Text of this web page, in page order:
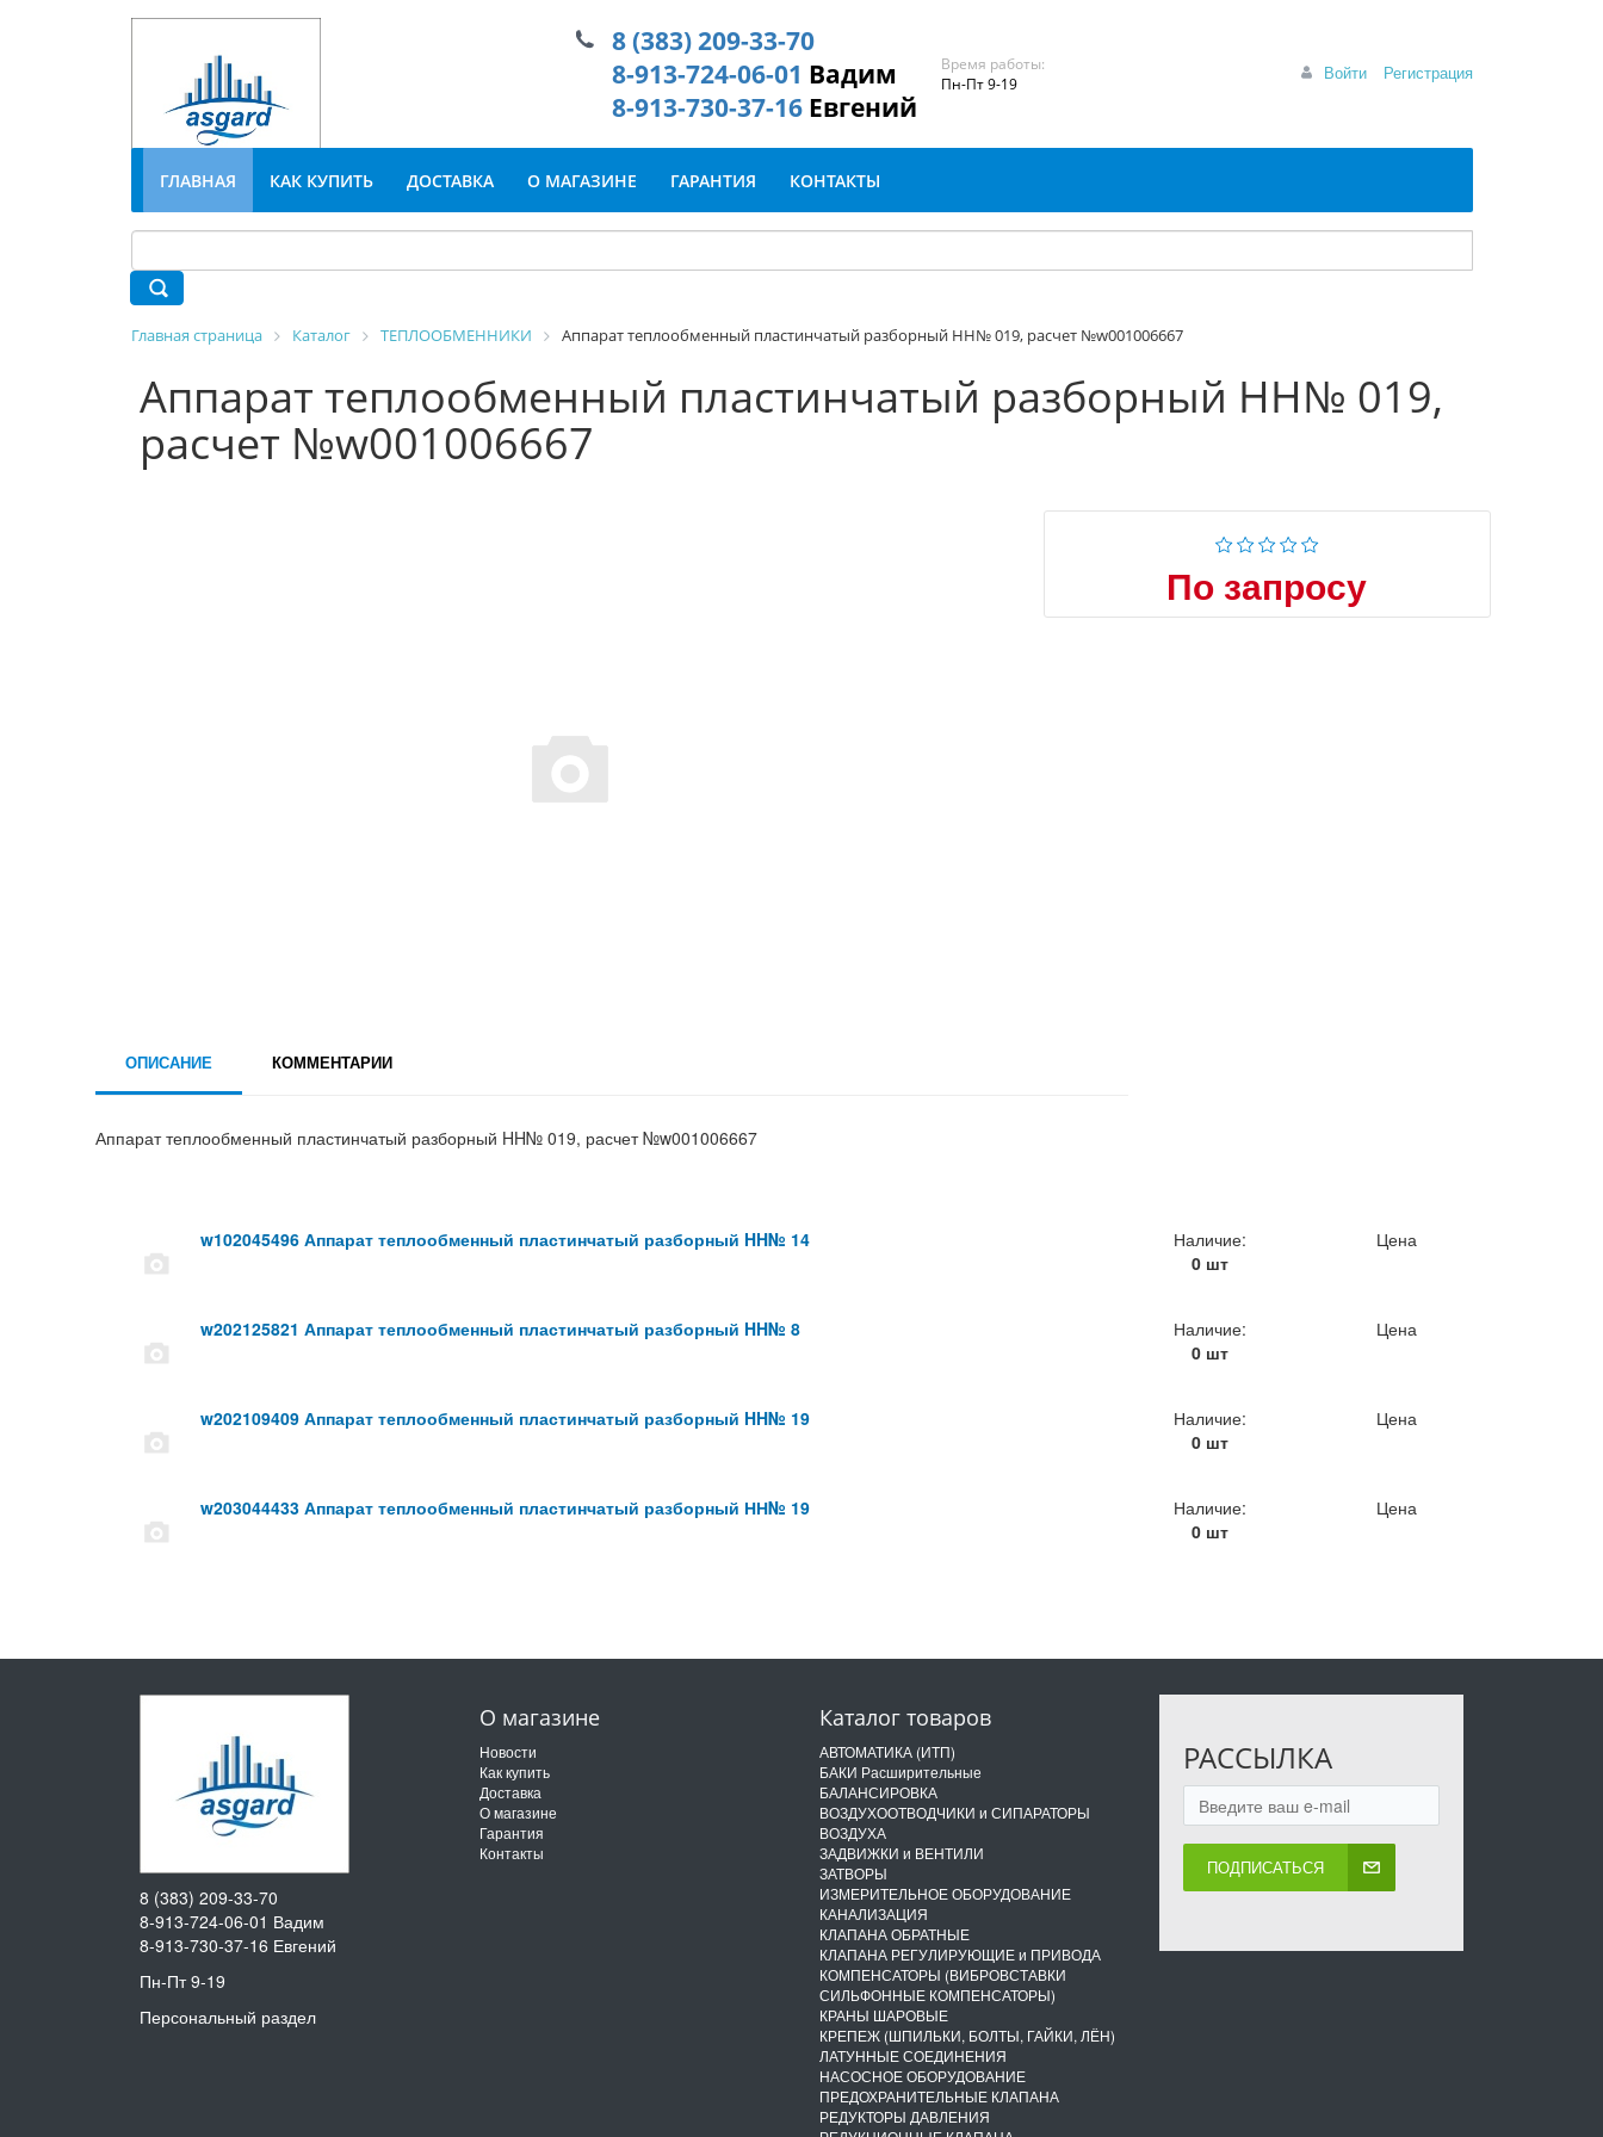
Войти Регистрация
8 (383) 209-33-70
8-913-724-06-01 Вадим
8-913-730-37-16 Евгений
Время работы:
Пн-Пт 9-19
ГЛАВНАЯ КАК КУПИТЬ ДОСТАВКА О МАГАЗИНЕ ГАРАНТИЯ КОНТАКТЫ
Главная страница Каталог ТЕПЛООБМЕННИКИ Аппарат теплообменный пластинчатый разборный HH№ 019, расчет №w001006667
Аппарат теплообменный пластинчатый разборный HH№ 019,
расчет №w001006667
По запросу
ОПИСАНИЕ КОММЕНТАРИИ
Аппарат теплообменный пластинчатый разборный HH№ 019, расчет №w001006667
w102045496 Аппарат теплообменный пластинчатый разборный HH№ 14
Наличие:
0 шт
Цена
w202125821 Аппарат теплообменный пластинчатый разборный HH№ 8
Наличие:
0 шт
Цена
w202109409 Аппарат теплообменный пластинчатый разборный HH№ 19
Наличие:
0 шт
Цена
w203044433 Аппарат теплообменный пластинчатый разборный НН№ 19
Наличие:
0 шт
Цена
О магазине
Новости
Как купить
Доставка
О магазине
Гарантия
Контакты
Каталог товаров
АВТОМАТИКА (ИТП)
БАКИ Расширительные
БАЛАНСИРОВКА
ВОЗДУХООТВОДЧИКИ и СИПАРАТОРЫ
ВОЗДУХА
ЗАДВИЖКИ и ВЕНТИЛИ
ЗАТВОРЫ
ИЗМЕРИТЕЛЬНОЕ ОБОРУДОВАНИЕ
КАНАЛИЗАЦИЯ
КЛАПАНА ОБРАТНЫЕ
КЛАПАНА РЕГУЛИРУЮЩИЕ и ПРИВОДА
КОМПЕНСАТОРЫ (ВИБРОВСТАВКИ
СИЛЬФОННЫЕ КОМПЕНСАТОРЫ)
КРАНЫ ШАРОВЫЕ
КРЕПЕЖ (ШПИЛЬКИ, БОЛТЫ, ГАЙКИ, ЛЁН)
ЛАТУННЫЕ СОЕДИНЕНИЯ
НАСОСНОЕ ОБОРУДОВАНИЕ
ПРЕДОХРАНИТЕЛЬНЫЕ КЛАПАНА
РЕДУКТОРЫ ДАВЛЕНИЯ
РАССЫЛКА
ПОДПИСАТЬСЯ
8 (383) 209-33-70
8-913-724-06-01 Вадим
8-913-730-37-16 Евгений
Пн-Пт 9-19
Персональный раздел